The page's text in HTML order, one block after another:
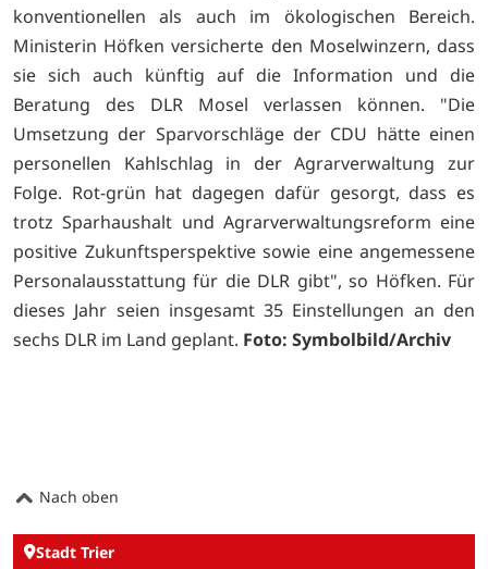
konventionellen als auch im ökologischen Bereich.
Ministerin Höfken versicherte den Moselwinzern, dass
sie sich auch künftig auf die Information und die
Beratung des DLR Mosel verlassen können. "Die
Umsetzung der Sparvorschläge der CDU hätte einen
personellen Kahlschlag in der Agrarverwaltung zur
Folge. Rot-grün hat dagegen dafür gesorgt, dass es
trotz Sparhaushalt und Agrarverwaltungsreform eine
positive Zukunftsperspektive sowie eine angemessene
Personalausstattung für die DLR gibt", so Höfken. Für
dieses Jahr seien insgesamt 35 Einstellungen an den
sechs DLR im Land geplant. Foto: Symbolbild/Archiv
Nach oben
Stadt Trier